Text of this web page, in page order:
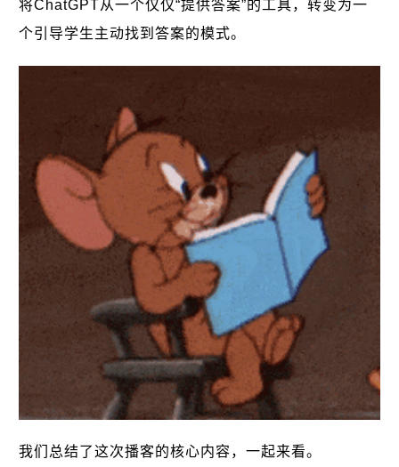
将ChatGPT从一个仅仅“提供答案”的工具，转变为一
个引导学生主动找到答案的模式。
我们总结了这次播客的核心内容，一起来看。